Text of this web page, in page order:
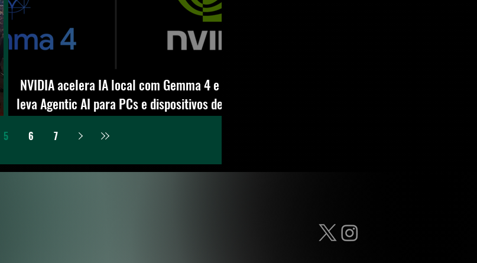
NVIDIA acelera IA local com Gemma 4 e
leva Agentic AI para PCs e dispositivos de
edge
5 6 7